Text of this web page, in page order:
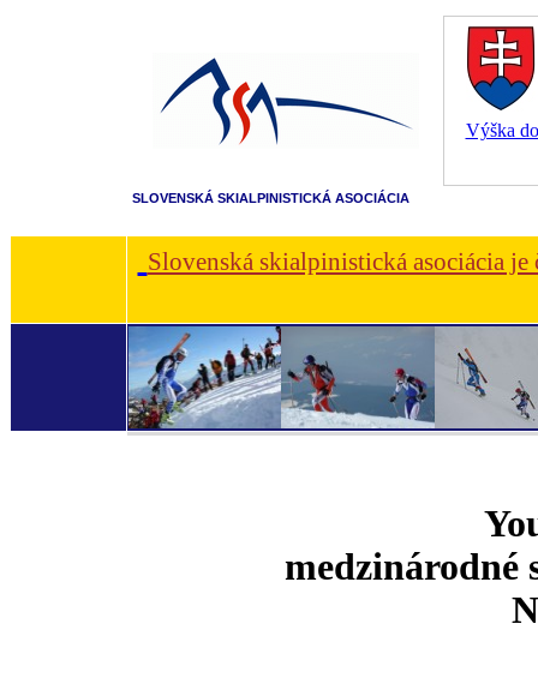
Výška
SLOVENSKÁ SKIALPINISTICKÁ ASOCIÁCIA
Slovenská skialpinistická asociácia
medzinárodné